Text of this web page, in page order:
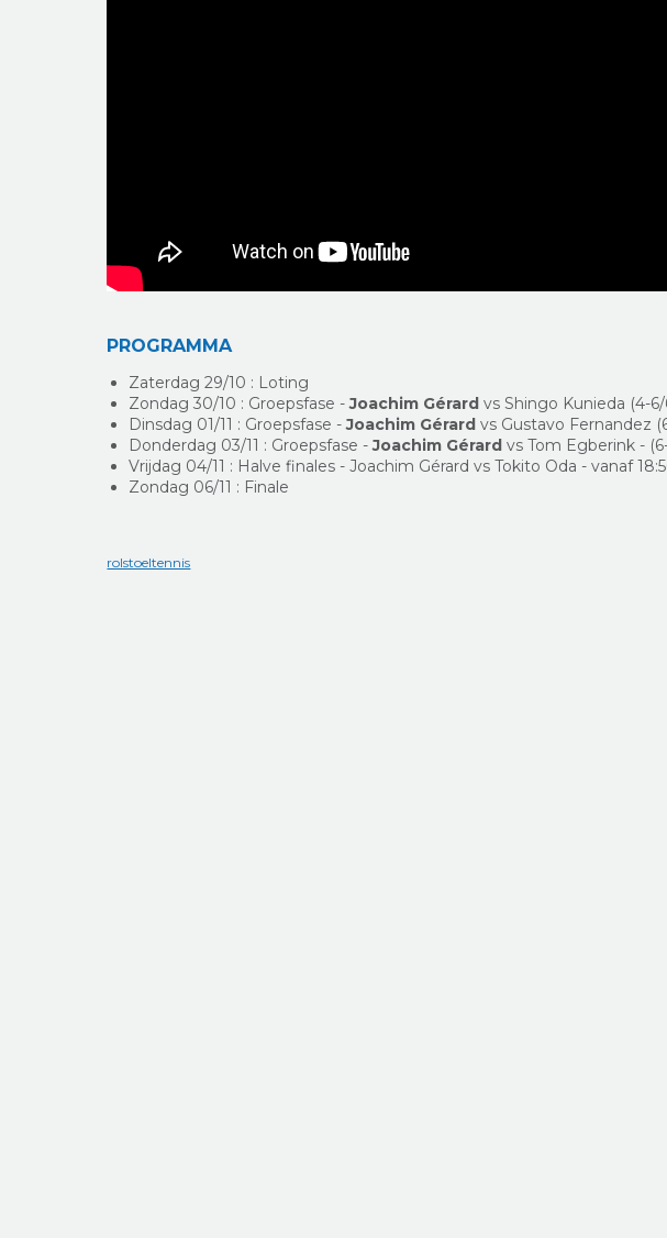
PROGRAMMA
Zaterdag 29/10 : Loting
Zondag 30/10 : Groepsfase -Joachim Gérard vs Shingo Kunieda (4-6/
Dinsdag 01/11 : Groepsfase -Joachim Gérard vs Gustavo Fernandez
Donderdag 03/11 : Groepsfase -Joachim Gérard vs Tom Egberink -
Vrijdag 04/11 : Halve finales - Joachim Gérard vs Tokito Oda - vanaf
Zondag 06/11 : Finale
rolstoeltennis